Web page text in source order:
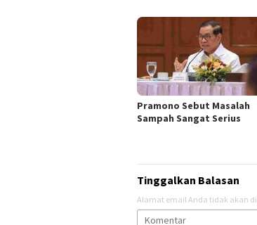
Pramono Sebut Masalah
Sampah Sangat Serius
Tinggalkan Balasan
Alamat email Anda tidak akan